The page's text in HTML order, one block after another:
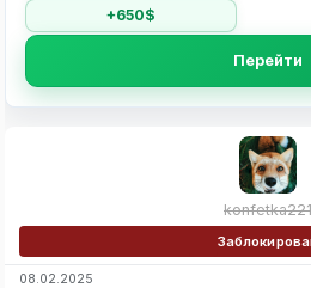
+650$
Перейти
konfetka221
08.02.2025